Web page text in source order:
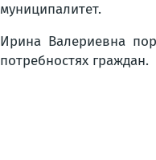
муниципалитет.
Ирина Валериевна
потребностях граждан.